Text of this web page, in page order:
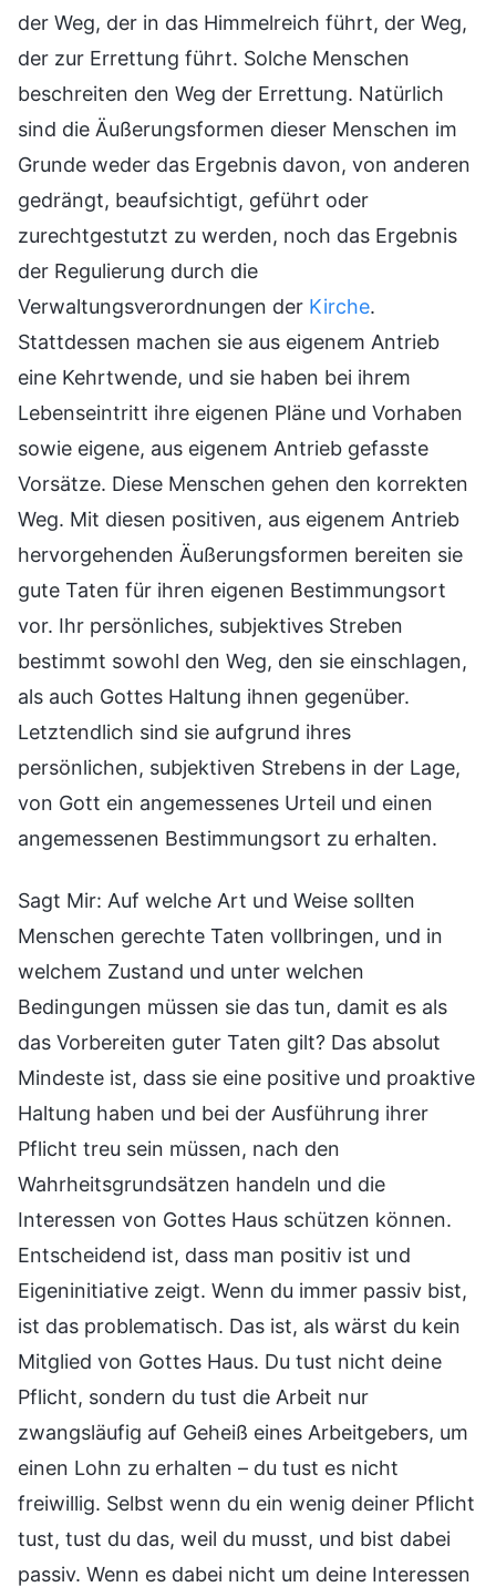
der Weg, der in das Himmelreich führt, der Weg,
der zur Errettung führt. Solche Menschen
beschreiten den Weg der Errettung. Natürlich
sind die Äußerungsformen dieser Menschen im
Grunde weder das Ergebnis davon, von anderen
gedrängt, beaufsichtigt, geführt oder
zurechtgestutzt zu werden, noch das Ergebnis
der Regulierung durch die
Verwaltungsverordnungen der Kirche.
Stattdessen machen sie aus eigenem Antrieb
eine Kehrtwende, und sie haben bei ihrem
Lebenseintritt ihre eigenen Pläne und Vorhaben
sowie eigene, aus eigenem Antrieb gefasste
Vorsätze. Diese Menschen gehen den korrekten
Weg. Mit diesen positiven, aus eigenem Antrieb
hervorgehenden Äußerungsformen bereiten sie
gute Taten für ihren eigenen Bestimmungsort
vor. Ihr persönliches, subjektives Streben
bestimmt sowohl den Weg, den sie einschlagen,
als auch Gottes Haltung ihnen gegenüber.
Letztendlich sind sie aufgrund ihres
persönlichen, subjektiven Strebens in der Lage,
von Gott ein angemessenes Urteil und einen
angemessenen Bestimmungsort zu erhalten.
Sagt Mir: Auf welche Art und Weise sollten
Menschen gerechte Taten vollbringen, und in
welchem Zustand und unter welchen
Bedingungen müssen sie das tun, damit es als
das Vorbereiten guter Taten gilt? Das absolut
Mindeste ist, dass sie eine positive und proaktive
Haltung haben und bei der Ausführung ihrer
Pflicht treu sein müssen, nach den
Wahrheitsgrundsätzen handeln und die
Interessen von Gottes Haus schützen können.
Entscheidend ist, dass man positiv ist und
Eigeninitiative zeigt. Wenn du immer passiv bist,
ist das problematisch. Das ist, als wärst du kein
Mitglied von Gottes Haus. Du tust nicht deine
Pflicht, sondern du tust die Arbeit nur
zwangsläufig auf Geheiß eines Arbeitgebers, um
einen Lohn zu erhalten – du tust es nicht
freiwillig. Selbst wenn du ein wenig deiner Pflicht
tust, tust du das, weil du musst, und bist dabei
passiv. Wenn es dabei nicht um deine Interessen